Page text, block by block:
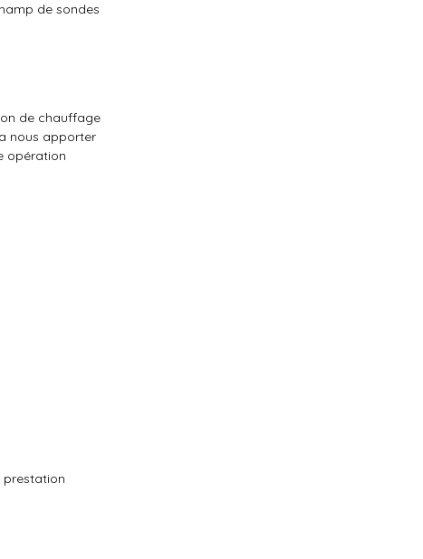
de sondes
de chauffage
nous apporter
opération
prestation